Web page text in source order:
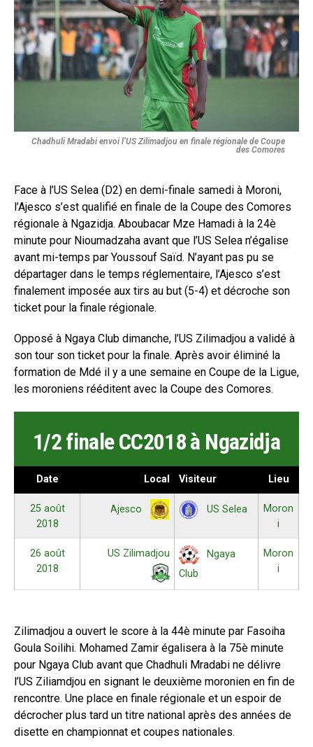
Chadhuli Mradabi envoi l’US Zilimadjou en finale régionale de Coupe
des Comores
Face à l’US Selea (D2) en demi-finale samedi à Moroni,
l’Ajesco s’est qualifié en finale de la Coupe des Comores
régionale à Ngazidja. Aboubacar Mze Hamadi à la 24è
minute pour Nioumadzaha avant que l’US Selea n’égalise
avant mi-temps par Youssouf Saïd. N’ayant pas pu se
départager dans le temps réglementaire, l’Ajesco s’est
finalement imposée aux tirs au but (5-4) et décroche son
ticket pour la finale régionale.
Opposé à Ngaya Club dimanche, l’US Zilimadjou a validé à
son tour son ticket pour la finale. Après avoir éliminé la
formation de Mdé il y a une semaine en Coupe de la Ligue,
les moroniens rééditent avec la Coupe des Comores.
1/2 finale CC2018 à Ngazidja
Date Local Visiteur Lieu
25 août
2018
Ajesco US Selea
Moron
i
26 août
2018
US Zilimadjou
Ngaya
Club
Moron
i
Zilimadjou a ouvert le score à la 44è minute par Fasoiha
Goula Soilihi. Mohamed Zamir égalisera à la 75è minute
pour Ngaya Club avant que Chadhuli Mradabi ne délivre
l’US Ziliamdjou en signant le deuxième moronien en fin de
rencontre. Une place en finale régionale et un espoir de
décrocher plus tard un titre national après des années de
disette en championnat et coupes nationales.